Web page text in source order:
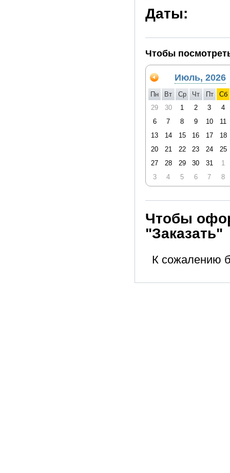
Даты:
Чтобы
Июль, 2026
Пн Вт Ср Чт Пт
Сб
29
30 1 2 3
4
6
7 8 9 10
11
13
14 15 16 17
18
20
21 22 23 24
25
27
28 29 30 31
1
3
4 5 6 7 8
Чтобы
"Заказать"
К сожалению